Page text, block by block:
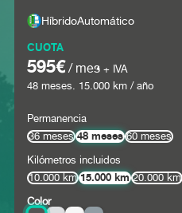
HíbridoAutomático
CUOTA
595€/ mes + IVA
48meses. 15.000km / año
Permanencia
36 meses
48 meses
60 meses
Kilómetros incluidos
10.000 km
15.000 km 20.000 km
Color